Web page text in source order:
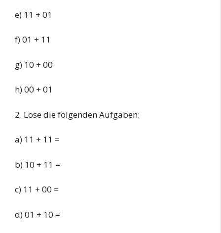
e) 11 + 01
f) 01 + 11
g) 10 + 00
h) 00 + 01
2. Löse die folgenden Aufgaben:
a) 11 + 11 =
b) 10 + 11 =
c) 11 + 00 =
d) 01 + 10 =